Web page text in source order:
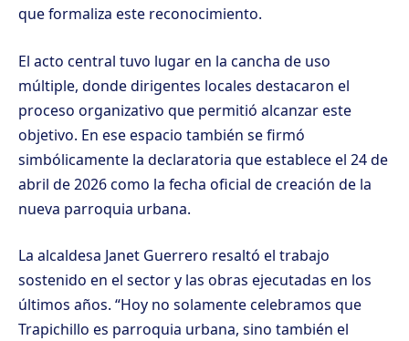
que formaliza este reconocimiento.
El acto central tuvo lugar en la cancha de uso
múltiple, donde dirigentes locales destacaron el
proceso organizativo que permitió alcanzar este
objetivo. En ese espacio también se firmó
simbólicamente la declaratoria que establece el 24 de
abril de 2026 como la fecha oficial de creación de la
nueva parroquia urbana.
La alcaldesa Janet Guerrero resaltó el trabajo
sostenido en el sector y las obras ejecutadas en los
últimos años. “Hoy no solamente celebramos que
Trapichillo es parroquia urbana, sino también el